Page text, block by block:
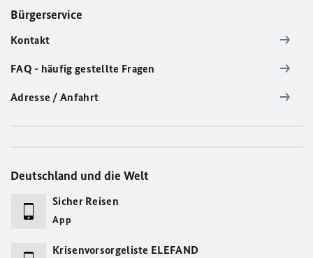
Bürgerservice
Kontakt
FAQ - häufig gestellte Fragen
Adresse / Anfahrt
Deutschland und die Welt
Sicher Reisen
App
Krisenvorsorgeliste ELEFAND